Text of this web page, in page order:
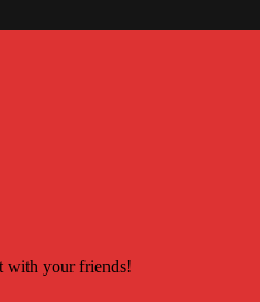
with your friends!